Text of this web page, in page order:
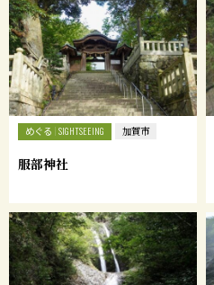
めぐる SIGHTSEEING 加賀市
服部神社